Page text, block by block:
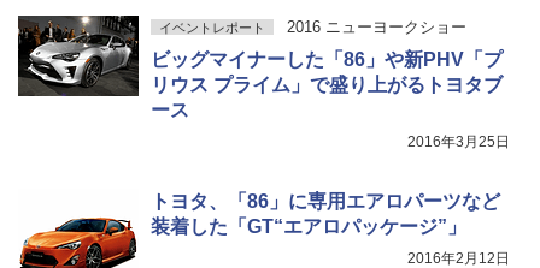
イベントレポート 2016 ニューヨークショー
ビッグマイナーした「86」や新PHV「プ
リウス プライム」で盛り上がるトヨタブ
ース
2016年3月25日
トヨタ、「86」に専用エアロパーツなど
装着した「GT“エアロパッケージ”」
2016年2月12日